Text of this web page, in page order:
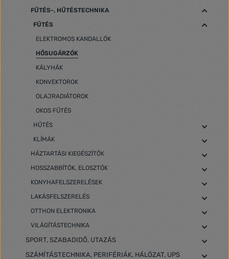
FŰTÉS-, HŰTÉSTECHNIKA
FŰTÉS
ELEKTROMOS KANDALLÓK
HŐSUGÁRZÓK
KÁLYHÁK
KONVEKTOROK
OLAJRADIÁTOROK
OKOS FŰTÉS
HŰTÉS
KLÍMÁK
HÁZTARTÁSI KIEGÉSZÍTŐK
HOSSZABBÍTÓK, ELOSZTÓK
KONYHAFELSZERELÉSEK
LAKÁSFELSZERELÉS
OTTHON ELEKTRONIKA
VILÁGÍTÁSTECHNIKA
SPORT, SZABADIDŐ, UTAZÁS
SZÁMÍTÁSTECHNIKA, PERIFÉRIÁK, HÁLÓZAT, UPS